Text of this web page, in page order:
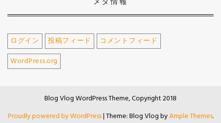
ログイン 投稿フィード
コメントフィード
WordPress.org
Blog Vlog WordPress Theme, Copyright 2018
Proudly powered by WordPress|Theme: Blog Vlog byAmple Themes.